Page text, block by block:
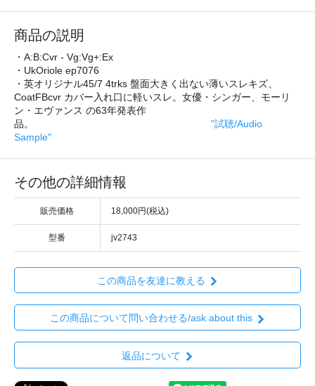
商品の説明
・A:B:Cvr - Vg:Vg+:Ex
・UkOriole ep7076
・英オリジナル45/7 4trks 盤面大きく出ない薄いスレキズ、
CoatFBcvr カバー入れ口に軽いスレ。女優・シンガー、モーリ
ン・エヴァンス の63年発表作
品。 "試聴/Audio
Sample"
その他の詳細情報
販売価格 18,000円(税込)
型番 jv2743
この商品を友達に教える
この商品について問い合わせる/ask about this
返品について